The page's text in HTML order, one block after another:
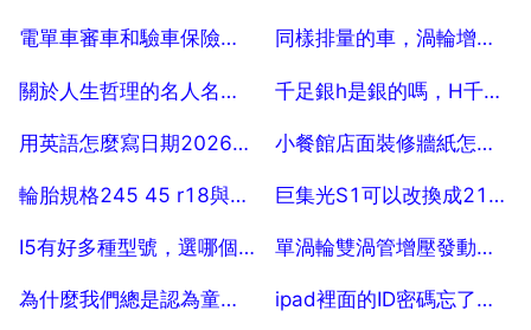
2025-07-18 2025-07-18
電單車審車和驗車保險費用
2025-07-18
同樣排量的車，渦輪增壓好，還是自然吸氣好
2025-07-18
關於人生哲理的名人名句，蘊含人生哲理的名人警句
2025-07-18
千足銀h是銀的嗎，H千足銀是什麼意思
2025-07-18
用英語怎麼寫日期2026年7月18日星期1
2025-07-18
小餐館店面裝修牆紙怎樣有好看
2025-07-18
輪胎規格245 45 r18與225 55r19哪個好
2025-07-18
巨集光S1可以改換成21545r17輪胎嗎
2025-07-18
I5有好多種型號，選哪個好？區別在什麼地方？
2025-07-18
單渦輪雙渦管增壓發動機什麼工作原理
2025-07-18
為什麼我們總是認為童年才是最快樂的呢 ipad裡面的ID密碼忘了，怎麼去iCloud裡面刪除？